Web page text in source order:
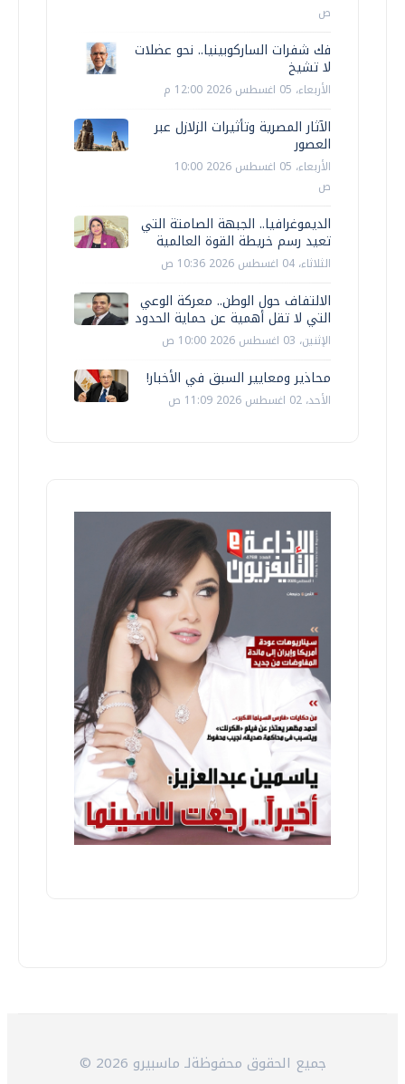
ص
فك شفرات الساركوبينيا.. نحو عضلات
لا تشيخ
الأربعاء، 05 اغسطس 2026 12:00 م
الآثار المصرية وتأثيرات الزلازل عبر
العصور
الأربعاء، 05 اغسطس 2026 10:00
ص
الديموغرافيا.. الجبهة الصامتة التي
تعيد رسم خريطة القوة العالمية
الثلاثاء، 04 اغسطس 2026 10:36 ص
الالتفاف حول الوطن.. معركة الوعي
التي لا تقل أهمية عن حماية الحدود
الإثنين، 03 اغسطس 2026 10:00 ص
محاذير ومعايير السبق في الأخبار!
الأحد، 02 اغسطس 2026 11:09 ص
© 2026 جميع الحقوق محفوظةلـ ماسبيرو